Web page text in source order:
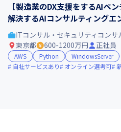
【製造業のDX支援をするAIベ
解決するAIコンサルティングエ
ITコンサル・セキュリティコン
東京都
600-1200万円 正社員
AWS Python
WindowsServer
自社サービスあり
オンライン選考可